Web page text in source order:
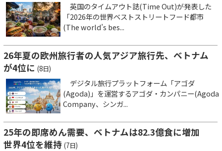
英国のタイムアウト誌(Time Out)が発表した
「2026年の世界ベストストリートフード都市
(The world’s bes...
26年夏の欧州旅行者の人気アジア旅行先、ベトナム
が4位に (8日)
デジタル旅行プラットフォーム「アゴダ
(Agoda)」を運営するアゴダ・カンパニー(Agoda
Company、シンガ...
25年の即席めん需要、ベトナムは82.3億食に増加
世界4位を維持 (7日)